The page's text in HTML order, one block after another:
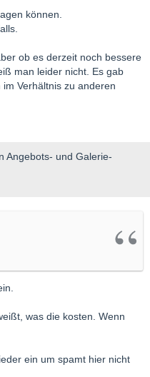
können.
ob es derzeit noch bessere
man leider nicht. Es gab
Verhältnis zu anderen
Angebots- und Galerie-
was die kosten. Wenn
ein um spamt hier nicht